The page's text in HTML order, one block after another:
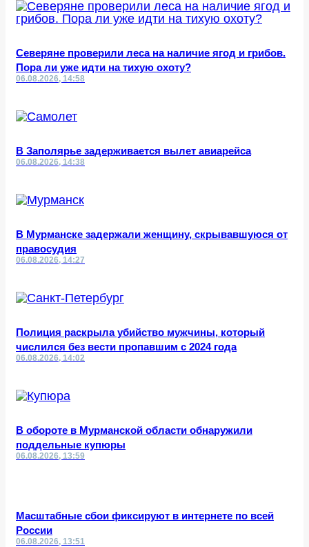
Северяне проверили леса на наличие ягод и грибов.
Пора ли уже идти на тихую охоту?
06.08.2026, 14:58
В Заполярье задерживается вылет авиарейса
06.08.2026, 14:38
В Мурманске задержали женщину, скрывавшуюся от
правосудия
06.08.2026, 14:27
Полиция раскрыла убийство мужчины, который
числился без вести пропавшим с 2024 года
06.08.2026, 14:02
В обороте в Мурманской области обнаружили
поддельные купюры
06.08.2026, 13:59
Масштабные сбои фиксируют в интернете по всей
России
06.08.2026, 13:51